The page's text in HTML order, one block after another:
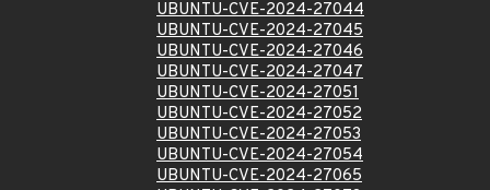
UBUNTU-CVE-2024-27044
UBUNTU-CVE-2024-27045
UBUNTU-CVE-2024-27046
UBUNTU-CVE-2024-27047
UBUNTU-CVE-2024-27051
UBUNTU-CVE-2024-27052
UBUNTU-CVE-2024-27053
UBUNTU-CVE-2024-27054
UBUNTU-CVE-2024-27065